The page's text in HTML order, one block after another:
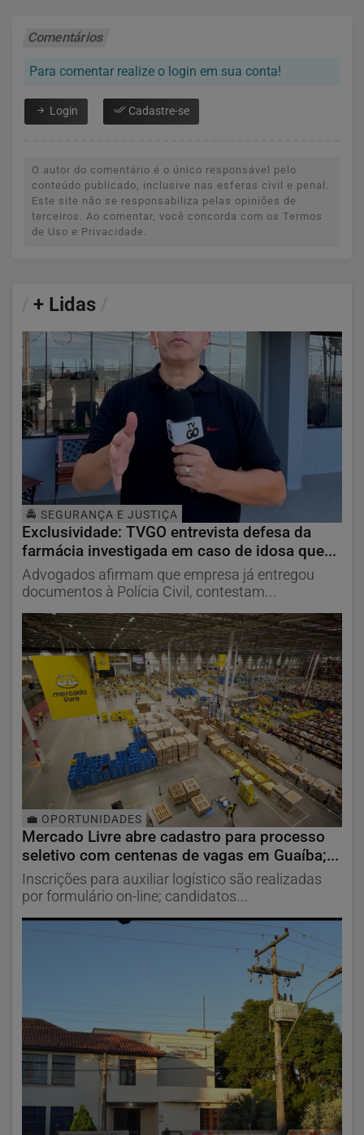
Comentários
Para comentar realize o login em sua conta!
Login Cadastre-se
O autor do comentário é o único responsável pelo
conteúdo publicado, inclusive nas esferas civil e penal.
Este site não se responsabiliza pelas opiniões de
terceiros. Ao comentar, você concorda com os Termos
de Uso e Privacidade.
+ Lidas
🚔 SEGURANÇA E JUSTIÇA
Exclusividade: TVGO entrevista defesa da
farmácia investigada em caso de idosa que...
Advogados afirmam que empresa já entregou
documentos à Polícia Civil, contestam...
💼 OPORTUNIDADES
Mercado Livre abre cadastro para processo
seletivo com centenas de vagas em Guaíba;...
Inscrições para auxiliar logístico são realizadas
por formulário on-line; candidatos...